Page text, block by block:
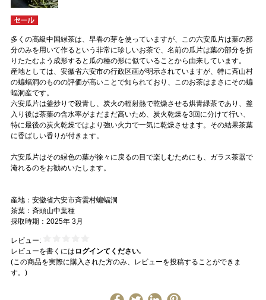
多くの高級中国緑茶は、早春の芽を使っていますが、この六安瓜片は葉の部
分のみを用いて作るという非常に珍しいお茶で、名前の瓜片は葉の部分を折
りたたむよう成形すると瓜の種の形に似ていることから由来しています。
産地としては、安徽省六安市の行政区画が明示されていますが、特に斉山村
の蝙蝠洞のものの評価が高いことで知られており、このお茶はまさにその蝙
蝠洞産です。
六安瓜片は釜炒りで殺青し、炭火の輻射熱で乾燥させる烘青緑茶であり、釜
入り後は茶葉の含水率がまだまだ高いため、炭火乾燥を3回に分けて行い、
特に最後の炭火乾燥ではより強い火力で一気に乾燥させます。その結果茶葉
に香ばしい香りが付きます。
六安瓜片はその緑色の葉が徐々に戻るの目で楽しむためにも、ガラス茶器で
淹れるのをお勧めいたします。
産地：安徽省六安市斉雲村蝙蝠洞
茶葉：斉頭山中葉種
採取時期：2025年 3月
レビュー:
レビューを書くには ログインてください.
(この商品を実際に購入された方のみ、レビューを投稿することができま
す。)